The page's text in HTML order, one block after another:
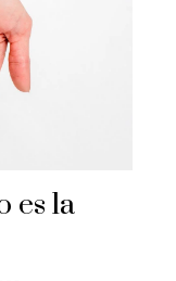
es la